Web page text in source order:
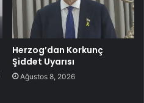
Herzog’dan Korkunç
Şiddet Uyarısı
Ağustos 8, 2026